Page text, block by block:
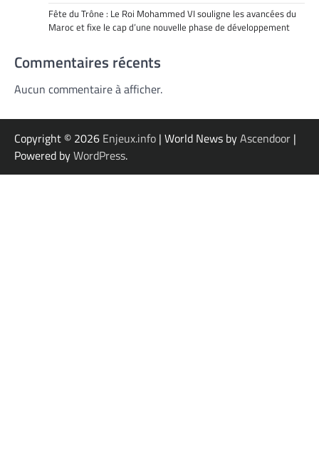
Fête du Trône : Le Roi Mohammed VI souligne les avancées du
Maroc et fixe le cap d’une nouvelle phase de développement
Commentaires récents
Aucun commentaire à afficher.
Copyright © 2026 Enjeux.info | World News byAscendoor |
Powered byWordPress.